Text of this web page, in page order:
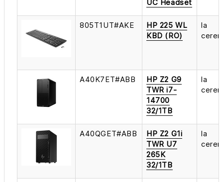
UC Headset
805T1UT#AKE
HP 225 WL
KBD (RO)
la
A40K7ET#ABB
HP Z2 G9
TWR i7-
14700
32/1TB
la
A40QGET#ABB
HP Z2 G1i
TWR U7
265K
32/1TB
la